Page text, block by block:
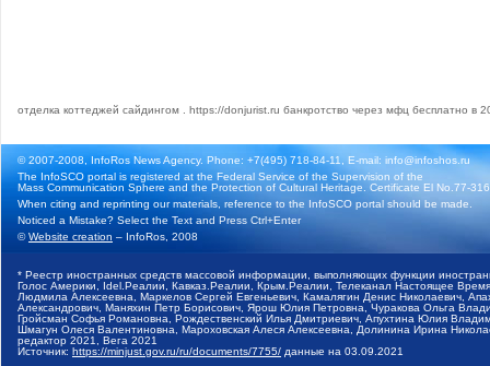
отделка коттеджей сайдингом https://donjurist.ru банкротство через мфц бесплатно в
© 2007-2008, InfoRos News Agency. Phone: +7(495) 718-84-11, E-mail: info@infoshos.ru
The InfoSCO portal is registered at the Federal Service of the Supervision of the
Mass Communication Sphere and the Protection of Cultural Heritage. Certificate El No.77-
When citing and reprinting our materials, reference to the InfoSCO portal should be made.
Noticed a Mistake? Select the Text and Press Ctrl+Enter
©Website creation – InfoRos, 2008
* Реестр иностранных средств массовой информации, выполняющих функции
Голос Америки, Idel.Реалии, Кавказ.Реалии, Крым.Реалии, Телеканал Настоящее
Людмила Алексеевна, Маркелов Сергей Евгеньевич, Камалягин Денис Николаевич,
Александрович, Маняхин Петр Борисович, Ярош Юлия Петровна, Чуракова Ольга
Гройсман Софья Романовна, Рождественский Илья Дмитриевич, Апухтина Юлия
Шмагун Олеся Валентиновна, Мароховская Алеся Алексеевна, Долинина Ирина
редактор 2021, Вега 2021
Источник: https://minjust.gov.ru/ru/documents/7755/ данные на 03.09.2021